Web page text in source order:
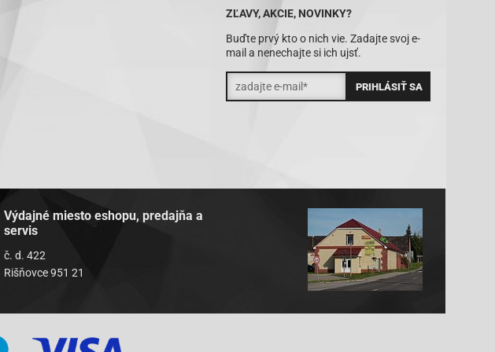
ZĽAVY, AKCIE, NOVINKY?
Buďte prvý kto o nich vie. Zadajte svoj e-
mail a nenechajte si ich ujsť.
Výdajné miesto eshopu, predajňa a
servis
č. d. 422
Rišňovce 951 21